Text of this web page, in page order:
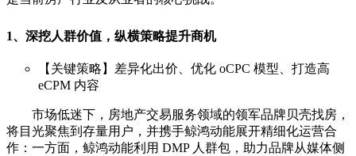
1、深挖人群价值，纵横策略提升商机
【关键策略】差异化出价、优化 oCPC 模型、打造高
eCPM 内容
市场低迷下，房地产交易服务领域的领军品牌贝壳找房，
将目光聚焦到存量用户，并携手鲸鸿动能展开精细化运营合
作：一方面，鲸鸿动能利用 DMP 人群包，助力品牌从媒体侧